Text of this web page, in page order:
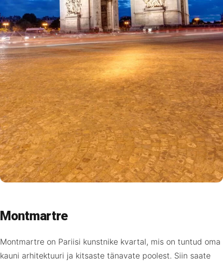
Montmartre
Montmartre on Pariisi kunstnike kvartal, mis on tuntud oma
kauni arhitektuuri ja kitsaste tänavate poolest. Siin saate